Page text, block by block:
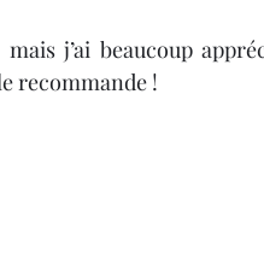
mais j’ai beaucoup
recommande !